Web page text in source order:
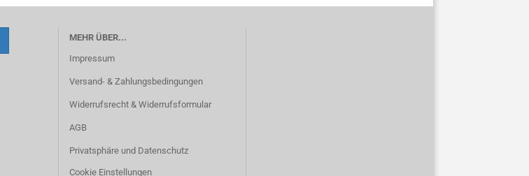
MEHR ÜBER...
Impressum
Versand- & Zahlungsbedingungen
Widerrufsrecht & Widerrufsformular
AGB
Privatsphäre und Datenschutz
Cookie Einstellungen